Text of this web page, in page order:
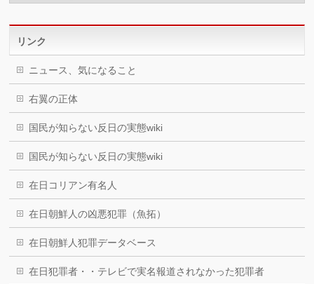
リンク
ニュース、気になること
右翼の正体
国民が知らない反日の実態wiki
国民が知らない反日の実態wiki
在日コリアン有名人
在日朝鮮人の凶悪犯罪（魚拓）
在日朝鮮人犯罪データベース
在日犯罪者・・テレビで実名報道されなかった犯罪者